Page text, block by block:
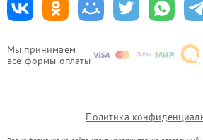
Мы принимаем
все формы оплаты
Политика